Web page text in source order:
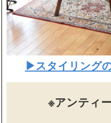
▶スタイリング
※アンティ